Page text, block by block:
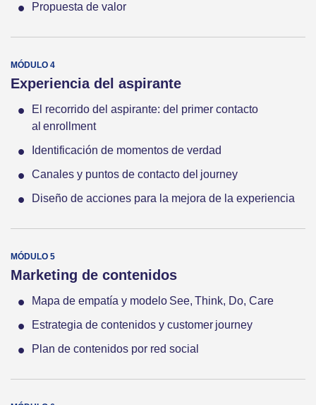
Propuesta de valor
Experiencia del aspirante
El recorrido del aspirante: del primer contacto
al enrollment
Identificación de momentos de verdad
Canales y puntos de contacto del journey
Diseño de acciones para la mejora de la experiencia
Marketing de contenidos
Mapa de empatía y modelo See, Think, Do, Care
Estrategia de contenidos y customer journey
Plan de contenidos por red social